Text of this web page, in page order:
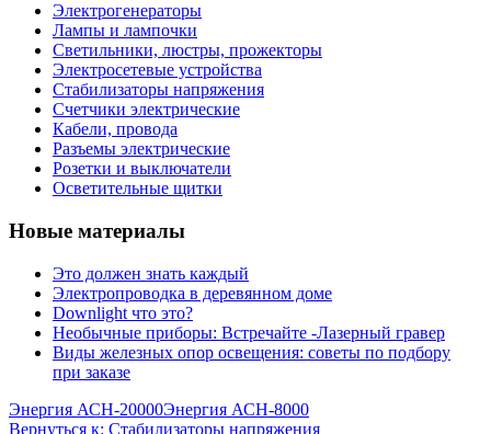
Электрогенераторы
Лампы и лампочки
Светильники, люстры, прожекторы
Электросетевые устройства
Стабилизаторы напряжения
Счетчики электрические
Кабели, провода
Разъемы электрические
Розетки и выключатели
Осветительные щитки
Новые материалы
Это должен знать каждый
Электропроводка в деревянном доме
Downlight что это?
Необычные приборы: Встречайте -Лазерный гравер
Виды железных опор освещения: советы по подбору
при заказе
Энергия АСН-20000Энергия АСН-8000
Вернуться к: Стабилизаторы напряжения